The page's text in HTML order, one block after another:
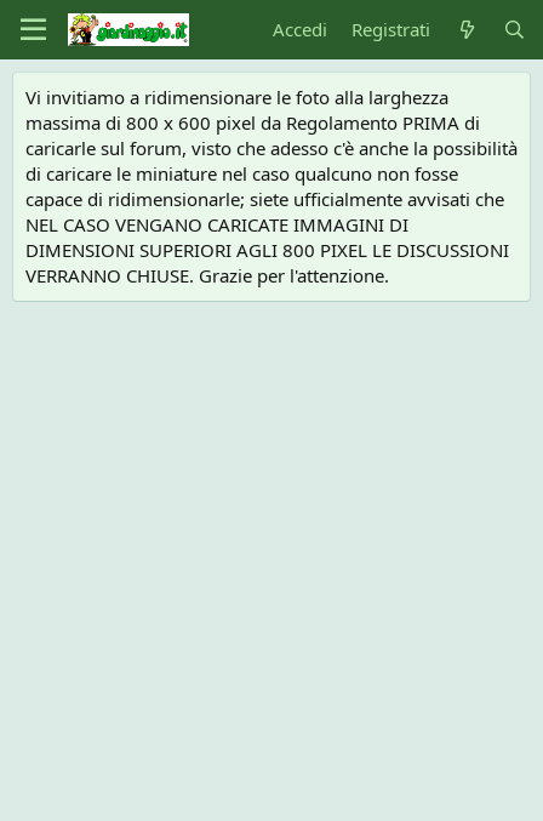
Accedi Registrati
Vi invitiamo a ridimensionare le foto alla larghezza
massima di 800 x 600 pixel da Regolamento PRIMA di
caricarle sul forum, visto che adesso c'è anche la possibilità
di caricare le miniature nel caso qualcuno non fosse
capace di ridimensionarle; siete ufficialmente avvisati che
NEL CASO VENGANO CARICATE IMMAGINI DI
DIMENSIONI SUPERIORI AGLI 800 PIXEL LE DISCUSSIONI
VERRANNO CHIUSE. Grazie per l'attenzione.